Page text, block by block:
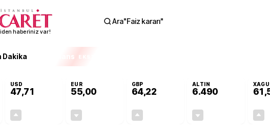
haberiniz var!
Ara"Faiz kararı"
Dakika Finans EKSTRA
USD
47,71
EUR
55,00
GBP
64,22
ALTIN
6.490